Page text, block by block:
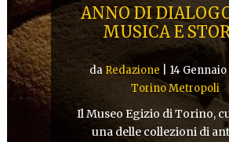
ANNO DI
MUSICA E
da Redazione 14
Torino Metropoli
Il Museo Egizio di Torino,
una delle collezioni di